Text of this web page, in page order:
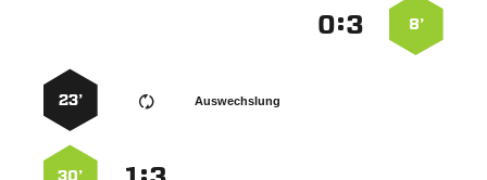
8’
:
Auswechslung
23’
30’